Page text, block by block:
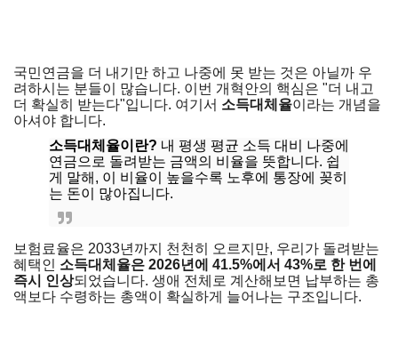
국민연금을 더 내기만 하고 나중에 못 받는 것은 아닐까 우
려하시는 분들이 많습니다. 이번 개혁안의 핵심은 "더 내고
더 확실히 받는다"입니다. 여기서 소득대체율이라는 개념을
아셔야 합니다.
소득대체율이란? 내 평생 평균 소득 대비 나중에
연금으로 돌려받는 금액의 비율을 뜻합니다. 쉽
게 말해, 이 비율이 높을수록 노후에 통장에 꽂히
는 돈이 많아집니다.
보험료율은 2033년까지 천천히 오르지만, 우리가 돌려받는
혜택인 소득대체율은 2026년에 41.5%에서 43%로 한 번에
즉시 인상되었습니다. 생애 전체로 계산해보면 납부하는 총
액보다 수령하는 총액이 확실하게 늘어나는 구조입니다.